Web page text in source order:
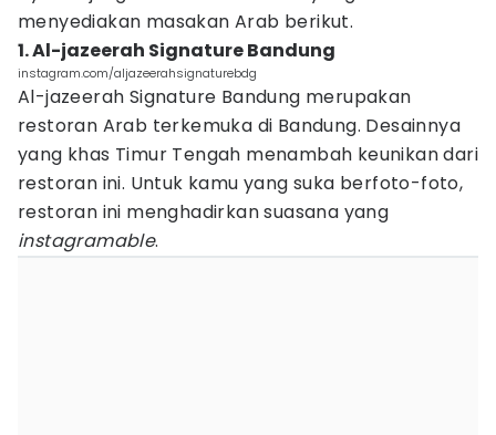
menyediakan masakan Arab berikut.
1. Al-jazeerah Signature Bandung
instagram.com/aljazeerahsignaturebdg
Al-jazeerah Signature Bandung merupakan
restoran Arab terkemuka di Bandung. Desainnya
yang khas Timur Tengah menambah keunikan dari
restoran ini. Untuk kamu yang suka berfoto-foto,
restoran ini menghadirkan suasana yang
instagramable.